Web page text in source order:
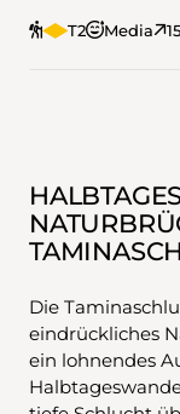
T2 Media
Die
eindrückliches
ein lohnendes